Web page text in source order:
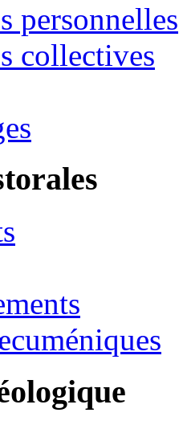
personnelles
collectives